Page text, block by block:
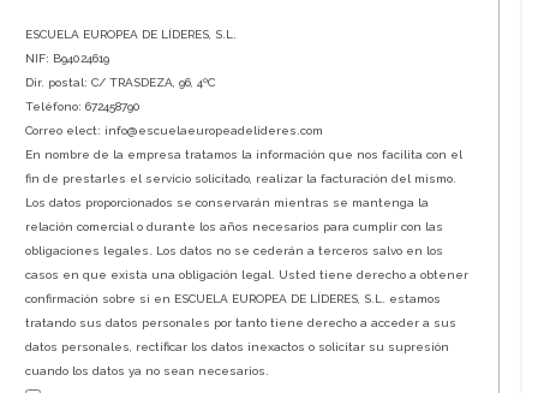
ESCUELA EUROPEA DE LÍDERES, S.L.
NIF: B94024619
Dir. postal: C/ TRASDEZA, 96, 4ºC
Teléfono: 672458790
Correo elect: info@escuelaeuropeadelideres.com
En nombre de la empresa tratamos la información que nos facilita con el
fin de prestarles el servicio solicitado, realizar la facturación del mismo.
Los datos proporcionados se conservarán mientras se mantenga la
relación comercial o durante los años necesarios para cumplir con las
obligaciones legales. Los datos no se cederán a terceros salvo en los
casos en que exista una obligación legal. Usted tiene derecho a obtener
confirmación sobre si en ESCUELA EUROPEA DE LÍDERES, S.L. estamos
tratando sus datos personales por tanto tiene derecho a acceder a sus
datos personales, rectificar los datos inexactos o solicitar su supresión
cuando los datos ya no sean necesarios.